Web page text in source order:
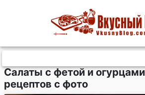
Салаты с фетой и
рецептов с фото